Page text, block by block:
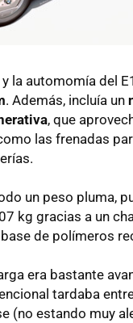
la automomía del
. Además, incluía un
, que
las frenadas
un peso pluma,
kg gracias a un
de polímeros
era bastante
tardaba
(no estando muy